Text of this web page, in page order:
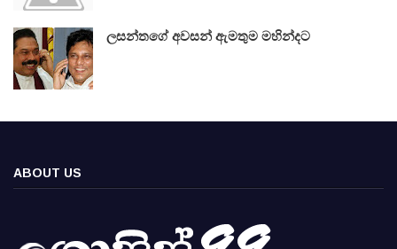
ලසන්තගේ අවසන් ඇමතුම මහින්දට
ABOUT US